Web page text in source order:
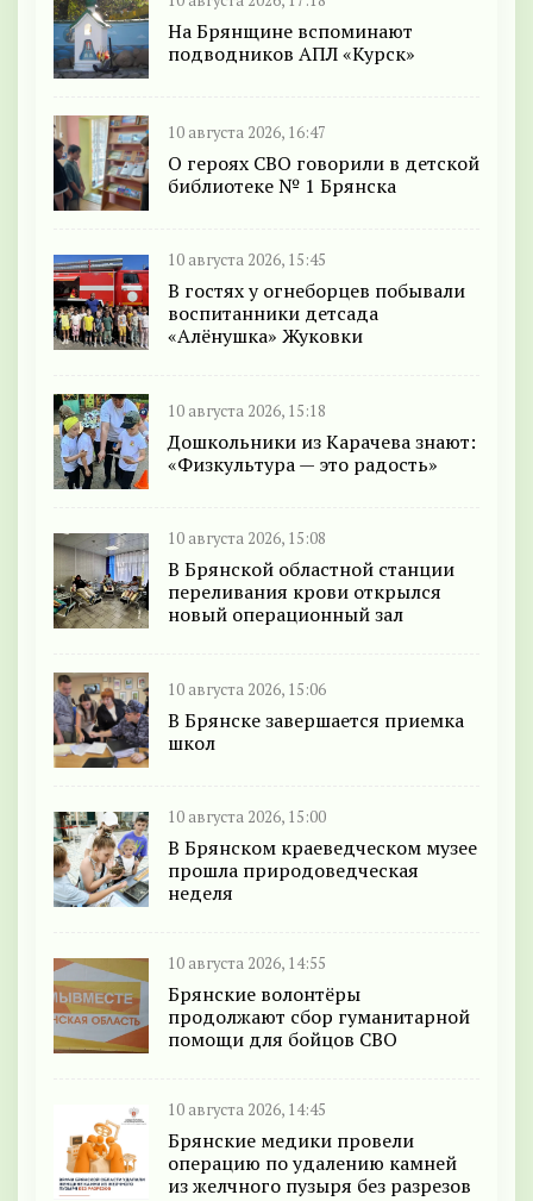
На Брянщине вспоминают
подводников АПЛ «Курск»
10 августа 2026, 16:47
О героях СВО говорили в детской
библиотеке № 1 Брянска
10 августа 2026, 15:45
В гостях у огнеборцев побывали
воспитанники детсада
«Алёнушка» Жуковки
10 августа 2026, 15:18
Дошкольники из Карачева знают:
«Физкультура — это радость»
10 августа 2026, 15:08
В Брянской областной станции
переливания крови открылся
новый операционный зал
10 августа 2026, 15:06
В Брянске завершается приемка
школ
10 августа 2026, 15:00
В Брянском краеведческом музее
прошла природоведческая
неделя
10 августа 2026, 14:55
Брянские волонтёры
продолжают сбор гуманитарной
помощи для бойцов СВО
10 августа 2026, 14:45
Брянские медики провели
операцию по удалению камней
из желчного пузыря без разрезов